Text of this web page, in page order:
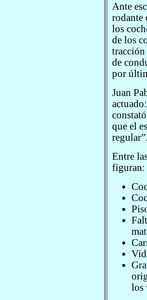
Ante
rodante
los
de los
tracción
de
por
Juan
que el
regular”.
Entre
figuran:
los